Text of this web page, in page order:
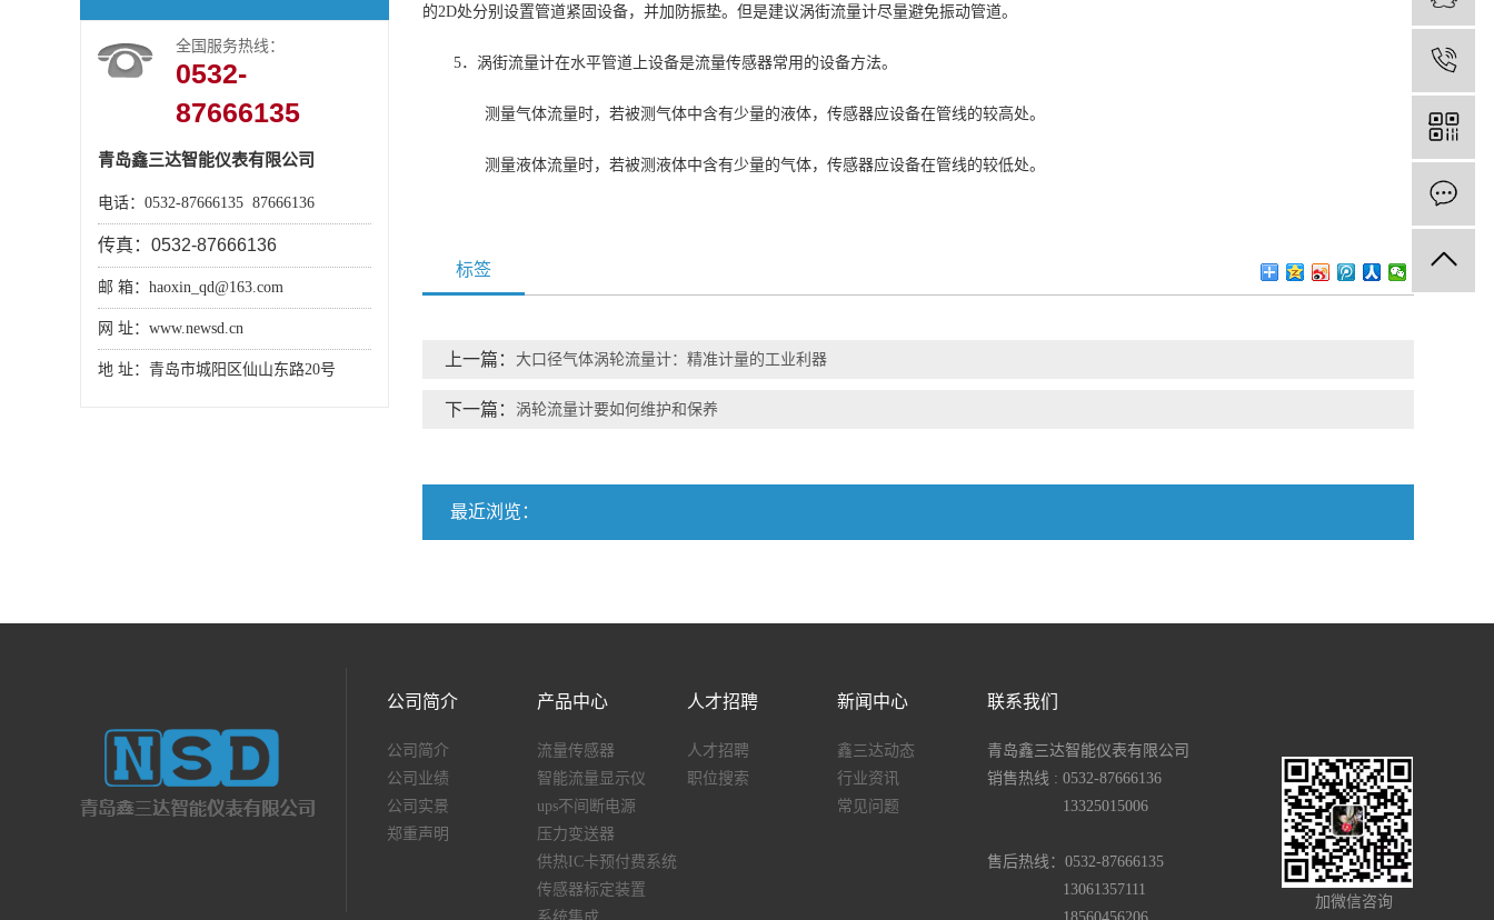
全国服务热线：
0532-
87666135
青岛鑫三达智能仪表有限公司
电话：0532-87666135 87666136
传真： 0532-87666136
邮 箱：haoxin_qd@163.com
网 址：www.newsd.cn
地 址：青岛市城阳区仙山东路20号
的2D处分别设置管道紧固设备，并加防振垫。但是建议涡街流量计尽量避免振动管道。
5．涡街流量计在水平管道上设备是流量传感器常用的设备方法。
测量气体流量时，若被测气体中含有少量的液体，传感器应设备在管线的较高处。
测量液体流量时，若被测液体中含有少量的气体，传感器应设备在管线的较低处。
标签
上一篇： 大口径气体涡轮流量计：精准计量的工业利器
下一篇： 涡轮流量计要如何维护和保养
最近浏览：
公司简介
公司简介
公司业绩
公司实景
郑重声明
产品中心
流量传感器
智能流量显示仪
ups不间断电源
压力变送器
供热IC卡预付费系统
传感器标定装置
人才招聘
人才招聘
职位搜索
新闻中心
鑫三达动态
行业资讯
常见问题
联系我们
青岛鑫三达智能仪表有限公司
销售热线 : 0532-87666136
13325015006
售后热线：0532-87666135
13061357111
加微信咨询